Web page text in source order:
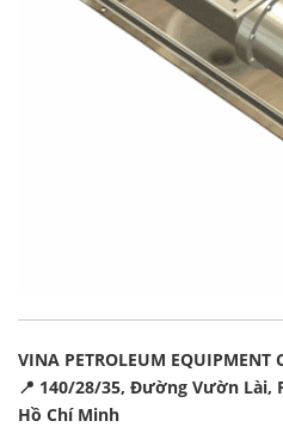
VINA PETROLEUM EQUIPMENT
📍 140/28/35, Đường Vườn Lài,
Hồ Chí Minh